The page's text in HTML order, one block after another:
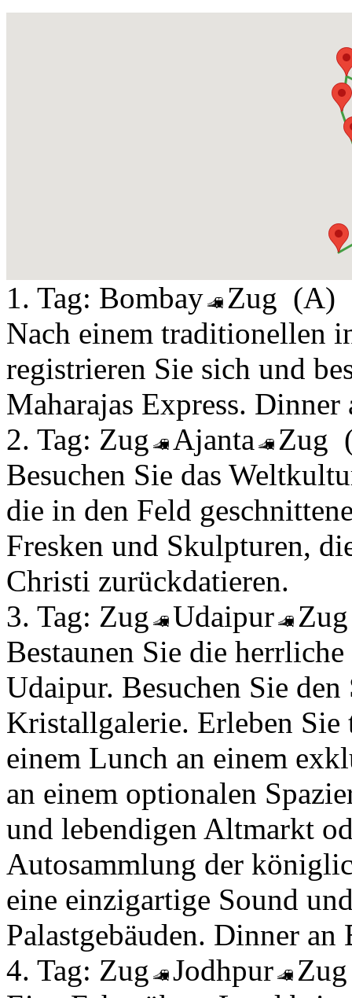
1. Tag: Bombay Zug (A)
Nach einem traditionellen
registrieren Sie sich und
Maharajas Express. Dinner
2. Tag: Zug Ajanta Zug
Besuchen Sie das
die in den Feld
Fresken und Skulpturen,
Christi zurückdatieren.
3. Tag: Zug Udaipur
Bestaunen Sie die
Udaipur. Besuchen Sie
Kristallgalerie. Erleben
einem Lunch an einem
an einem optionalen
und lebendigen Altmarkt
Autosammlung der
eine einzigartige Sound
Palastgebäuden. Dinner an
4. Tag: Zug Jodhpur